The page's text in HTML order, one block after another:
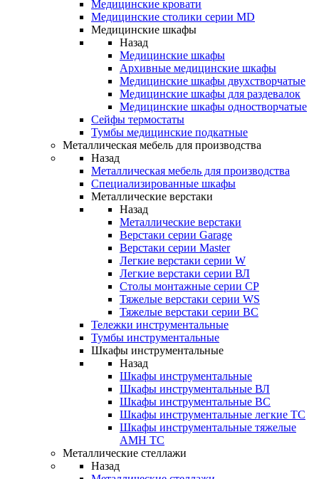
Медицинские кровати
Медицинские столики серии MD
Медицинские шкафы
Назад
Медицинские шкафы
Архивные медицинские шкафы
Медицинские шкафы двухстворчатые
Медицинские шкафы для раздевалок
Медицинские шкафы одностворчатые
Сейфы термостаты
Тумбы медицинские подкатные
Металлическая мебель для производства
Назад
Металлическая мебель для производства
Cпециализированные шкафы
Металлические верстаки
Назад
Металлические верстаки
Верстаки серии Garage
Верстаки серии Master
Легкие верстаки серии W
Легкие верстаки серии ВЛ
Столы монтажные серии СР
Тяжелые верстаки серии WS
Тяжелые верстаки серии ВС
Тележки инструментальные
Тумбы инструментальные
Шкафы инструментальные
Назад
Шкафы инструментальные
Шкафы инструментальные ВЛ
Шкафы инструментальные ВС
Шкафы инструментальные легкие ТС
Шкафы инструментальные тяжелые
AMH TC
Металлические стеллажи
Назад